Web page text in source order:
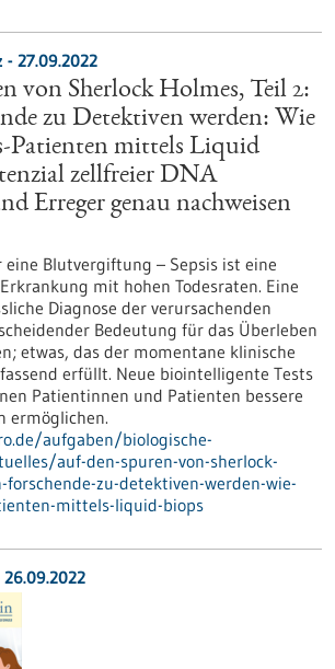
27.09.2022
von Sherlock Holmes, Teil 2:
zu Detektiven werden: Wie
Patienten mittels Liquid
zellfreier DNA
Erreger genau nachweisen
Blutvergiftung – Sepsis ist eine
mit hohen Todesraten. Eine
Diagnose der verursachenden
Bedeutung für das Überleben
etwas, das der momentane klinische
erfüllt. Neue biointelligente Tests
Patientinnen und Patienten bessere
ermöglichen.
aufgaben/biologische-
auf-den-spuren-von-sherlock-
forschende-zu-detektiven-werden-wie-
mittels-liquid-biops